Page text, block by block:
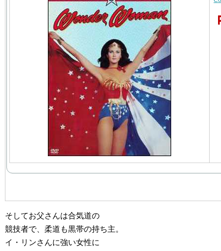
そしてお父さんは合気道の
競技者で、柔道も黒帯の持ち主。
イ・リンさんに強い女性に